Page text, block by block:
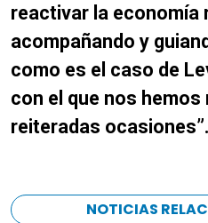
reactivar la economía
acompañando y
como es el caso de
con el que nos hemos
reiteradas ocasiones”.
NOTICIAS